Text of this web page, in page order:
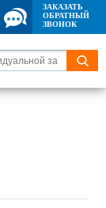
ЗАКАЗАТЬ
ОБРАТНЫЙ
ЗВОНОК